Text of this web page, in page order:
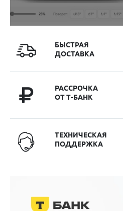
БЫСТРАЯ
ДОСТАВКА
РАССРОЧКА
ОТ Т-БАНК
ТЕХНИЧЕСКАЯ
ПОДДЕРЖКА